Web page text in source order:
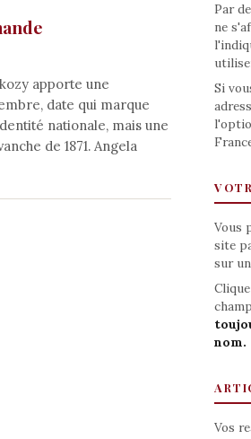
apporte une
date qui marque
nationale, mais une
de 1871. Angela
Par
ne
Si
Vous
site
sur
nom.
Vos